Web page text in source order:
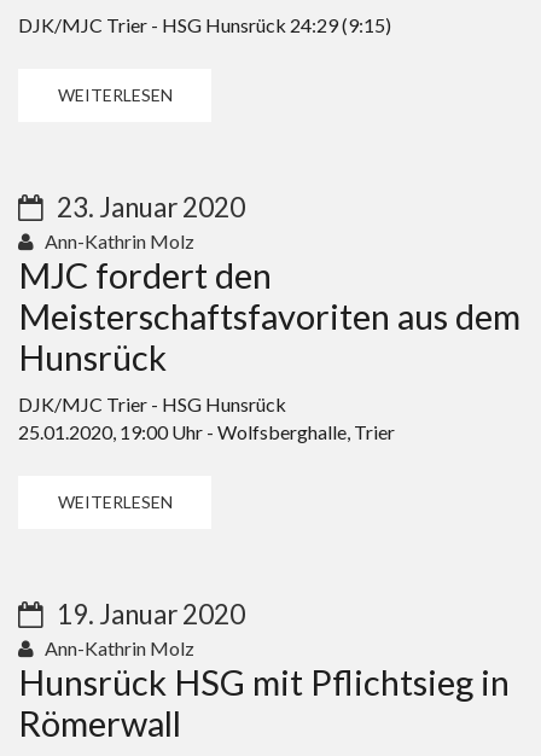
DJK/MJC Trier - HSG Hunsrück 24:29 (9:15)
WEITERLESEN
23. Januar 2020
Ann-Kathrin Molz
MJC fordert den
Meisterschaftsfavoriten aus dem
Hunsrück
DJK/MJC Trier - HSG Hunsrück​
25.01.2020, 19:00 Uhr - Wolfsberghalle, Trier
WEITERLESEN
19. Januar 2020
Ann-Kathrin Molz
Hunsrück HSG mit Pflichtsieg in
Römerwall